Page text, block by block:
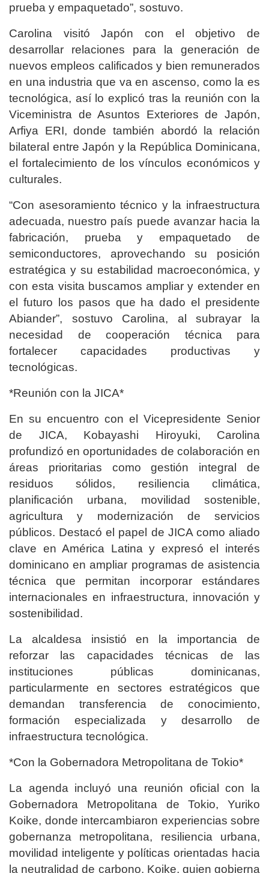
prueba y empaquetado”, sostuvo.
Carolina visitó Japón con el objetivo de
desarrollar relaciones para la generación de
nuevos empleos calificados y bien remunerados
en una industria que va en ascenso, como la es
tecnológica, así lo explicó tras la reunión con la
Viceministra de Asuntos Exteriores de Japón,
Arfiya ERI, donde también abordó la relación
bilateral entre Japón y la República Dominicana,
el fortalecimiento de los vínculos económicos y
culturales.
“Con asesoramiento técnico y la infraestructura
adecuada, nuestro país puede avanzar hacia la
fabricación, prueba y empaquetado de
semiconductores, aprovechando su posición
estratégica y su estabilidad macroeconómica, y
con esta visita buscamos ampliar y extender en
el futuro los pasos que ha dado el presidente
Abiander”, sostuvo Carolina, al subrayar la
necesidad de cooperación técnica para
fortalecer capacidades productivas y
tecnológicas.
*Reunión con la JICA*
En su encuentro con el Vicepresidente Senior
de JICA, Kobayashi Hiroyuki, Carolina
profundizó en oportunidades de colaboración en
áreas prioritarias como gestión integral de
residuos sólidos, resiliencia climática,
planificación urbana, movilidad sostenible,
agricultura y modernización de servicios
públicos. Destacó el papel de JICA como aliado
clave en América Latina y expresó el interés
dominicano en ampliar programas de asistencia
técnica que permitan incorporar estándares
internacionales en infraestructura, innovación y
sostenibilidad.
La alcaldesa insistió en la importancia de
reforzar las capacidades técnicas de las
instituciones públicas dominicanas,
particularmente en sectores estratégicos que
demandan transferencia de conocimiento,
formación especializada y desarrollo de
infraestructura tecnológica.
*Con la Gobernadora Metropolitana de Tokio*
La agenda incluyó una reunión oficial con la
Gobernadora Metropolitana de Tokio, Yuriko
Koike, donde intercambiaron experiencias sobre
gobernanza metropolitana, resiliencia urbana,
movilidad inteligente y políticas orientadas hacia
la neutralidad de carbono. Koike, quien gobierna